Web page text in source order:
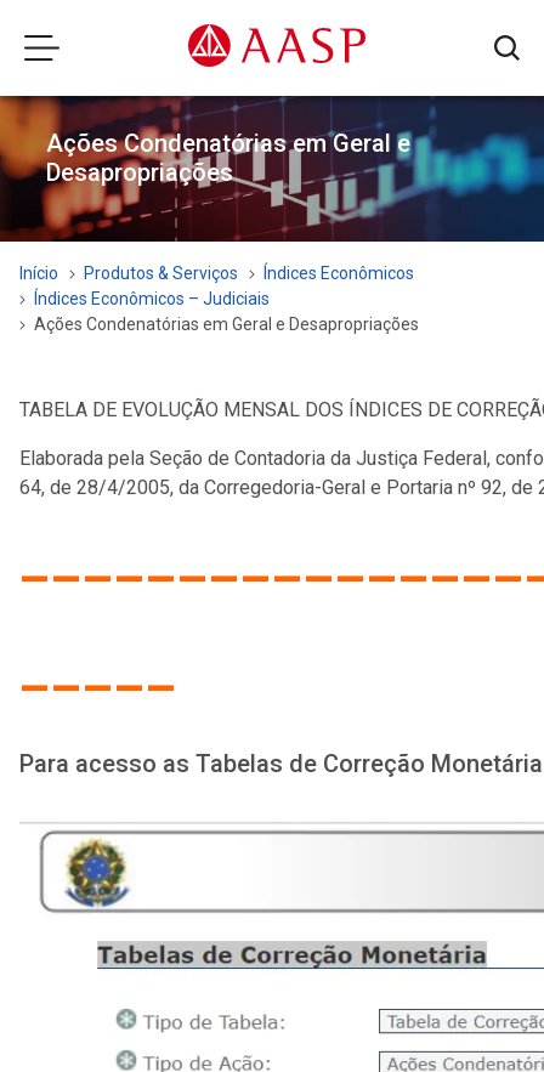
Ações Condenatórias em Geral e
Desapropriações
Início Produtos & Serviços
Índices Econômicos
Índices Econômicos – Judiciais
Ações Condenatórias em Geral e Desapropriações
TABELA DE EVOLUÇÃO MENSAL DOS ÍNDICES DE
Elaborada pela Seção de Contadoria da Justiça Federal,
64, de 28/4/2005, da Corregedoria-Geral e Portaria nº 92,
-----
Para acesso as Tabelas de Correção